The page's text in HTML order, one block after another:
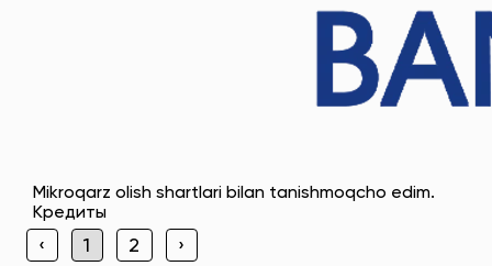
Mikroqarz olish shartlari bilan tanishmoqcho edim.
Кредиты
‹ 1 2 ›